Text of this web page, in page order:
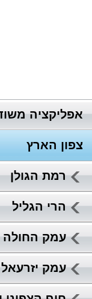
אפליקציה
צפון הארץ
רמת הגולן
הרי הגליל
עמק החולה
עמק יזרעאל